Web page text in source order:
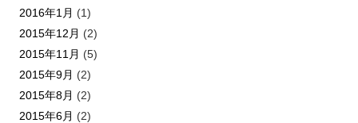
2016年1月 (1)
2015年12月 (2)
2015年11月 (5)
2015年9月 (2)
2015年8月 (2)
2015年6月 (2)